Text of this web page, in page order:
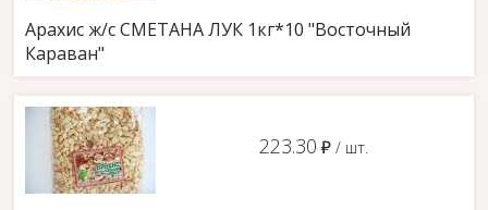
Арахис ж/с СМЕТАНА ЛУК 1кг*10 "Восточный
Караван"
223.30 д / шт.